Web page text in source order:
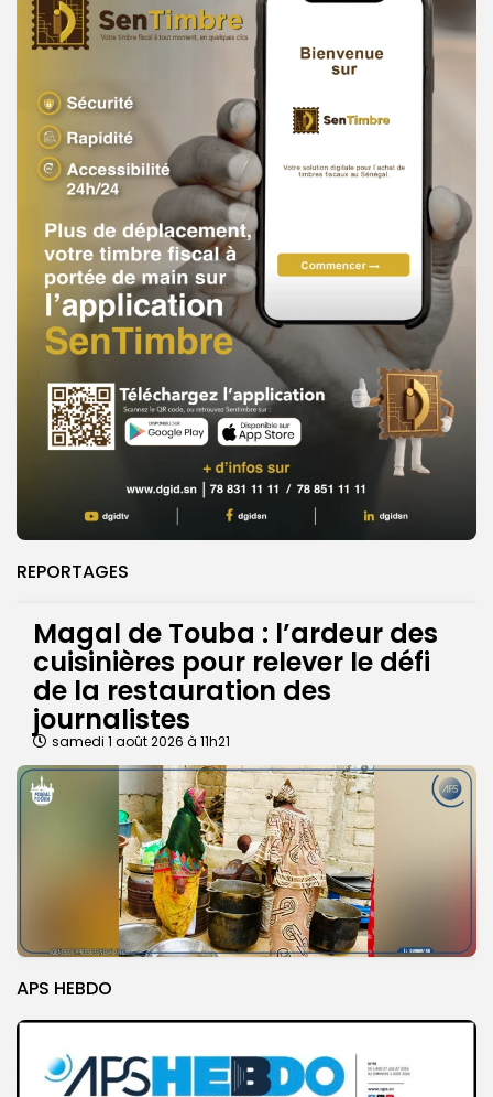
REPORTAGES
Magal de Touba : l’ardeur des
cuisinières pour relever le défi
de la restauration des
journalistes
samedi 1 août 2026 à 11h21
APS HEBDO